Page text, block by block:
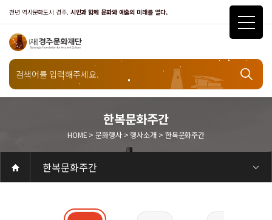
천년 역사문화도시 경주, 시민과 함께 문화와 예술의 미래를 열다.
한복문화주간
HOME > 문화행사 > 행사소개 > 한복문화주간
행사소개
한복문화주간
공연
공연일정
객석안내
화랑홀
화랑홀 2층
화랑홀 3층
원화홀
티켓안내
티켓안내
티켓예매
티켓수령
할인규정
취소·환불규정
문화나눔티켓
공연예절·서비스
공연장 관람예절
공연장 편의서비스
전시
전시일정
현재전시
예정전시
지난전시
전시연계교육신청
알천미술관소장품
전시예절·서비스
미술관 관람예절
미술관 편의서비스
아카데미
교육일정
문화행사
행사일정
행사소개
경주 대릉원돌담길 축제
국제경주역사문화포럼
금속공예관
경주 e스포츠 페스티벌
돗자리피크닉
국제경주역사문화포럼
교촌문화공연 신라오기
신라문화제
국제뮤직페스티벌
경주문화관1918
교촌버스킹
지역예술인 지원사업
봉황대 뮤직스퀘어
경주국악여행
제야의 종 타종식
한수원아트페스티벌
한복문화주간
동아시아 문화도시
MyK FESTA in 경주
경주시 관광기념품 공모전
뉴스
갤러리
대관
대관공고·절차
경주예술의전당
경주문화관1918
대관운영조례
운영조례
경주예술의전당
운영규칙
공연장 및 부대시설
알천미술관
경주문화관1918
사용료
경주예술의전당
경주문화관1918
대관신청
경주예술의전당
경주문화관1918
시설소개
경주예술의전당
시설소개
공연장
화랑홀
원화홀
알천미술관
기타시설
경주문화관1918
시립예술단
시립극단
시립극단 소개
단원현황
시립합창단
시립합창단 소개
단원현황
시립신라고취대
시립신라고취대 소개
단원현황
연간일정
열린마당
공지사항
공지사항
입찰정보
채용정보
자료실
홍보·보도자료
서식·매뉴얼
웹진
Q&A
FAQ
가입 및 정보
공연
전시
아카데미
대관
기타
질문과답변
우수고객
회원안내 · 혜택
우수고객
경주문화재단
인사말
재단소개
비전전략
사업안내
연혁
재단CI
조직도
ESG 윤리·경영
ESG경영 선언문
인권경영선언문
임직원행동강령
문화서비스윤리헌장
통합신고센터
경영공시
경영목표 예산서 운영계획
결산서
임원 및 운영인력 현황 인건비 예산 집행현황
경영실적
외부기관 감사
기타공시
계약현황
기부금현황
업무추진비 복리후생비 내역
오시는길
경주예술의전당
경주문화관1918
신라금속공예관